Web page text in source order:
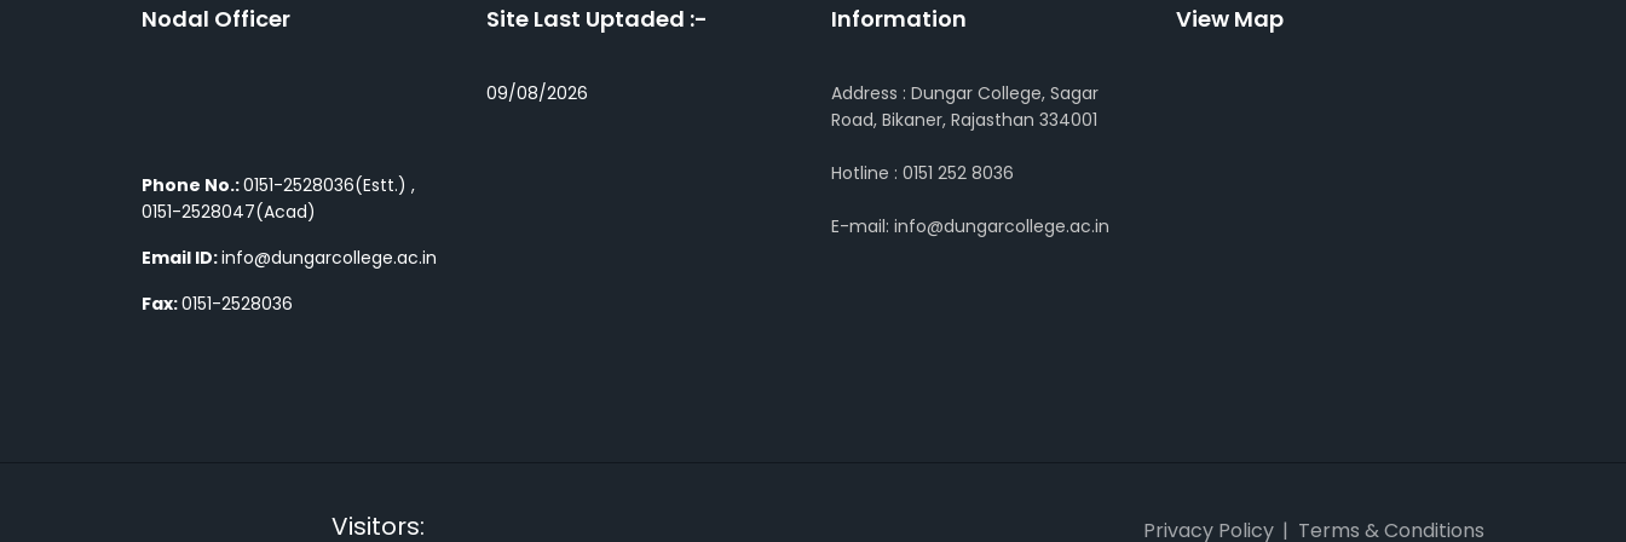
Nodal Officer
Phone No.:0151-2528036(Estt.) ,
0151-2528047(Acad)
Email ID:info@dungarcollege.ac.in
Fax:0151-2528036
Site Last Uptaded :-
09/08/2026
Information
Address : Dungar College, Sagar
Road, Bikaner, Rajasthan 334001
Hotline : 0151 252 8036
E-mail: info@dungarcollege.ac.in
View Map
Visitors: Privacy Policy Terms & Conditions